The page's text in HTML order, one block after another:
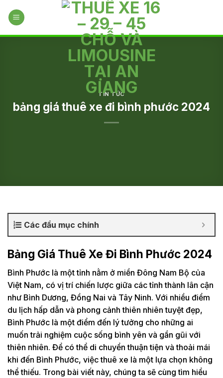
TIN TỨC
bảng giá thuê xe đi bình phước 2024
Các đầu mục chính
Bảng Giá Thuê Xe Đi Bình Phước 2024
Bình Phước là một tỉnh nằm ở miền Đông Nam Bộ của
Việt Nam, có vị trí chiến lược giữa các tỉnh thành lân cận
như Bình Dương, Đồng Nai và Tây Ninh. Với nhiều điểm
du lịch hấp dẫn và phong cảnh thiên nhiên tuyệt đẹp,
Bình Phước là một điểm đến lý tưởng cho những ai
muốn trải nghiệm cuộc sống bình yên và gần gũi với
thiên nhiên. Để có thể di chuyển thuận tiện và thoải mái
khi đến Bình Phước, việc thuê xe là một lựa chọn không
thể thiếu. Trong bài viết này, chúng ta sẽ cùng tìm hiểu